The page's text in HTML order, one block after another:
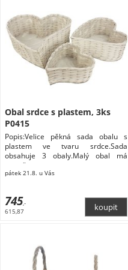
Obal srdce s plastem, 3ks
P0415
Popis:Velice pěkná sada obalu s
plastem ve tvaru srdce.Sada
obsahuje 3 obaly.Malý obal má
rozměry
pátek 21.8. u Vás
745,-
615,87